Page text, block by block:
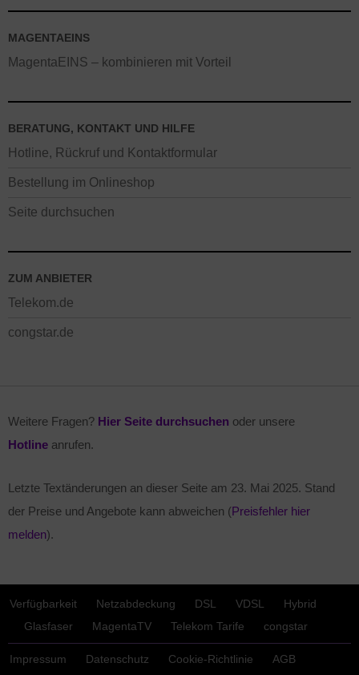
MAGENTAEINS
MagentaEINS – kombinieren mit Vorteil
BERATUNG, KONTAKT UND HILFE
Hotline, Rückruf und Kontaktformular
Bestellung im Onlineshop
Seite durchsuchen
ZUM ANBIETER
Telekom.de
congstar.de
Weitere Fragen? Hier Seite durchsuchen oder unsere
Hotline anrufen.
Letzte Textänderungen an dieser Seite am 23. Mai 2025. Stand
der Preise und Angebote kann abweichen (Preisfehler hier
melden).
Verfügbarkeit Netzabdeckung DSL VDSL
Hybrid
Glasfaser
MagentaTV Telekom Tarife congstar
Impressum Datenschutz Cookie-Richtlinie AGB